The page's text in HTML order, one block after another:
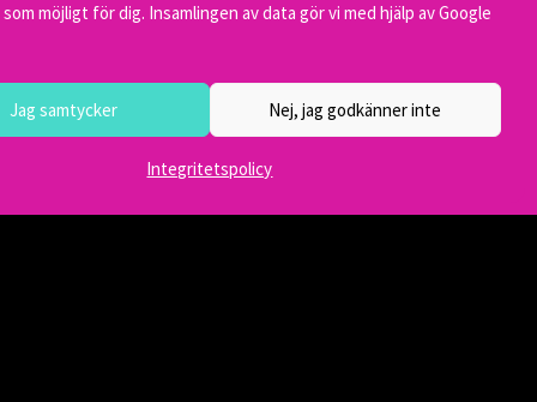
möjligt för dig. Insamlingen av data gör vi med hjälp av Google
Jag samtycker Nej, jag godkänner inte
Integritetspolicy
utser
ersättare.
vice